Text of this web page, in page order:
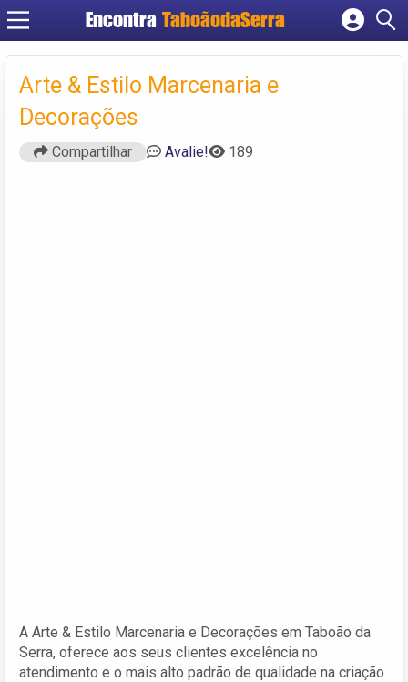
Encontra TaboãodaSerra
Cadastrar empresa
Criar conta
Arte & Estilo Marcenaria e
Decorações
Compartilhar Avalie! 189
A Arte & Estilo Marcenaria e Decorações em Taboão da
Serra, oferece aos seus clientes excelência no
atendimento e o mais alto padrão de qualidade na criação